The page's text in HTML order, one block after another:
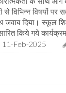
से विभिन्न विषयों
जवाब दिया। स्कूल
किये गये
11-Feb-2025